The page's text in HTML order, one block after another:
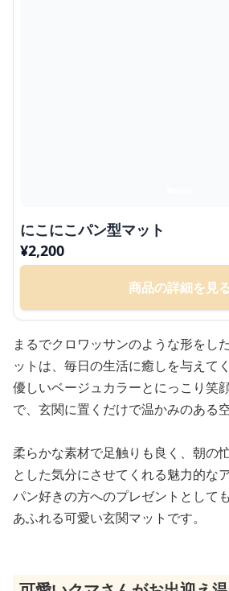
にこにこパン型マット
¥2,200
商品の詳細を見
まるでクロワッサンのような形をし
ットは、毎日の生活に癒しを与えてく
優しいベージュカラーとにっこり笑
で、玄関に置くだけで温かみのある
柔らかな素材で足触りも良く、朝の
とした気分にさせてくれる魅力的な
パン好きの方へのプレゼントとして
あふれる可愛い玄関マットです。